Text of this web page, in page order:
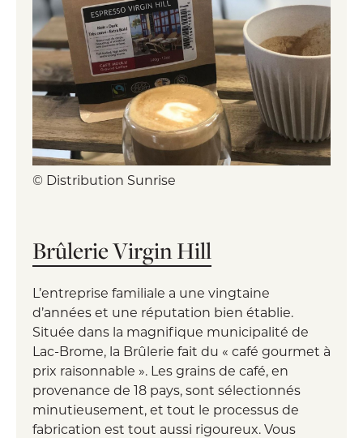
© Distribution Sunrise
Brûlerie Virgin Hill
L’entreprise familiale a une vingtaine
d’années et une réputation bien établie.
Située dans la magnifique municipalité de
Lac-Brome, la Brûlerie fait du « café gourmet à
prix raisonnable ». Les grains de café, en
provenance de 18 pays, sont sélectionnés
minutieusement, et tout le processus de
fabrication est tout aussi rigoureux. Vous